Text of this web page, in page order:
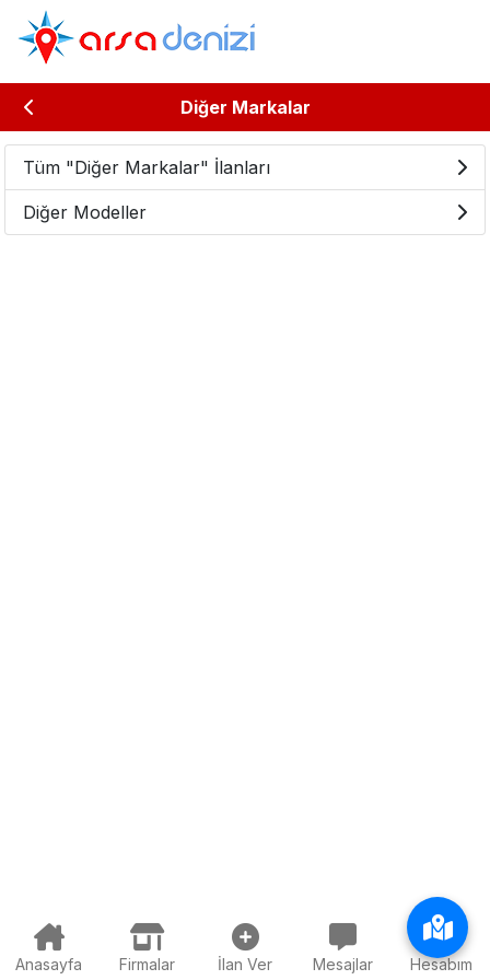
Diğer Markalar
Tüm "Diğer Markalar" İlanları
Diğer Modeller
Anasayfa Firmalar İlan Ver Mesajlar Hesabım